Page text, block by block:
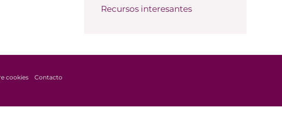
Recursos interesantes
cookies Contacto